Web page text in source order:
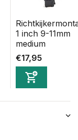
1 inch 9-11mm
medium
€17,95